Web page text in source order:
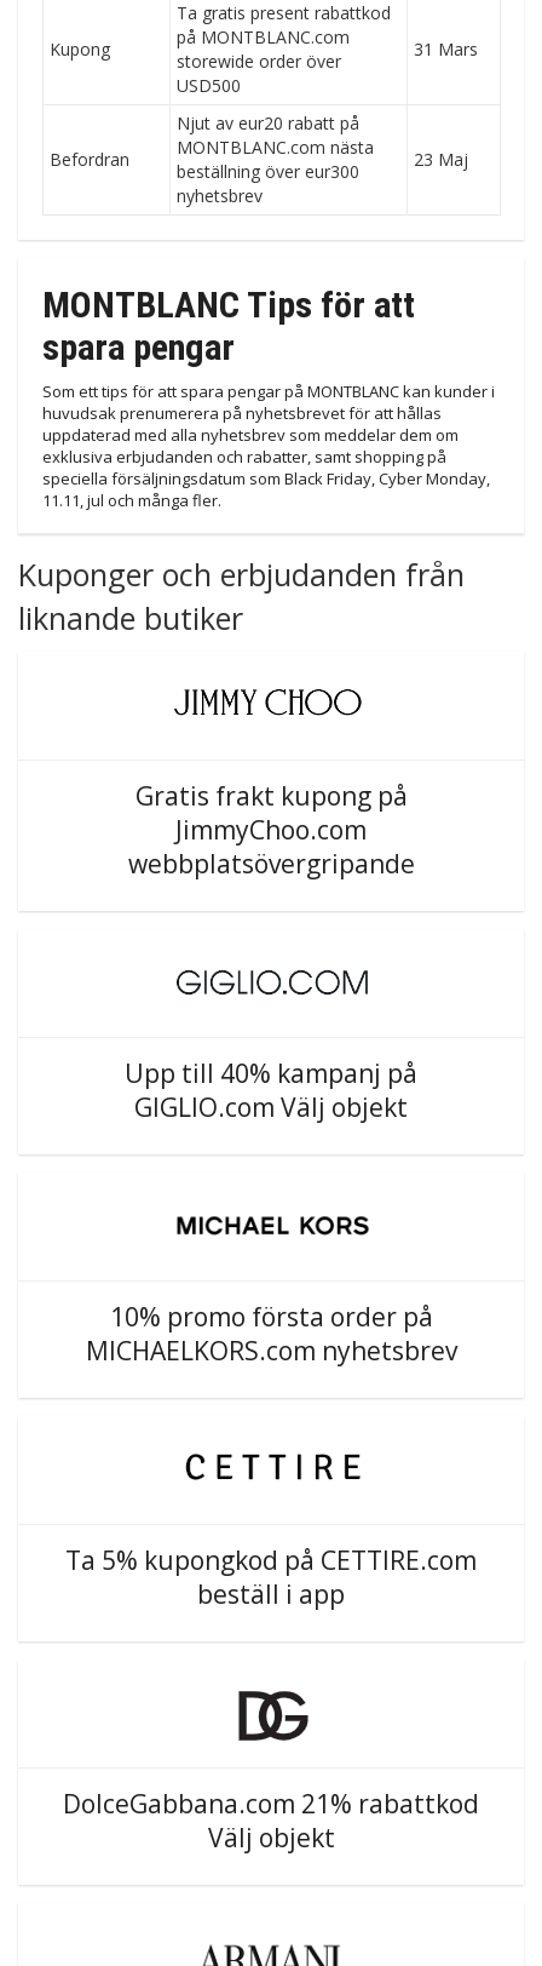
Kupong
Ta gratis present rabattkod
på MONTBLANC.com
storewide order över
USD500
31 Mars
Befordran
Njut av eur20 rabatt på
MONTBLANC.com nästa
beställning över eur300
nyhetsbrev
23 Maj
MONTBLANC Tips för att
spara pengar
Som ett tips för att spara pengar på MONTBLANC kan kunder i
huvudsak prenumerera på nyhetsbrevet för att hållas
uppdaterad med alla nyhetsbrev som meddelar dem om
exklusiva erbjudanden och rabatter, samt shopping på
speciella försäljningsdatum som Black Friday, Cyber Monday,
11.11, jul och många fler.
Kuponger och erbjudanden från
liknande butiker
Gratis frakt kupong på
JimmyChoo.com
webbplatsövergripande
Upp till 40% kampanj på
GIGLIO.com Välj objekt
10% promo första order på
MICHAELKORS.com nyhetsbrev
Ta 5% kupongkod på CETTIRE.com
beställ i app
DolceGabbana.com 21% rabattkod
Välj objekt